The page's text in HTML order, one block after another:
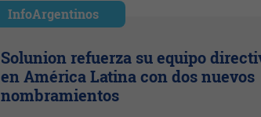
InfoArgentinos
Solunion refuerza su equipo
en América Latina con dos nuevos
nombramientos